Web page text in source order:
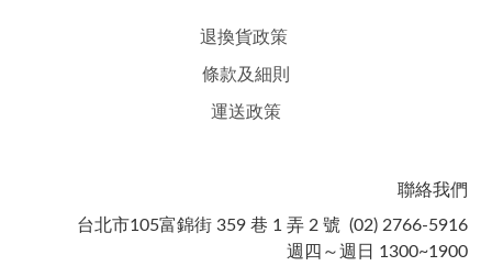
退換貨政策
條款及細則
運送政策
聯絡我們
台北市105富錦街 359 巷 1 弄 2 號 (02) 2766-5916
週四～週日 1300~1900